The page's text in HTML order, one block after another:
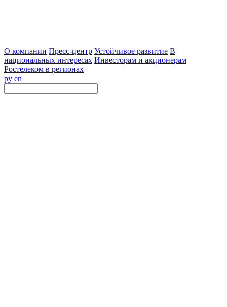
О компании Пресс-центр Устойчивое развитие В
национальных интересах Инвесторам и акционерам
Ростелеком в регионах
ру en